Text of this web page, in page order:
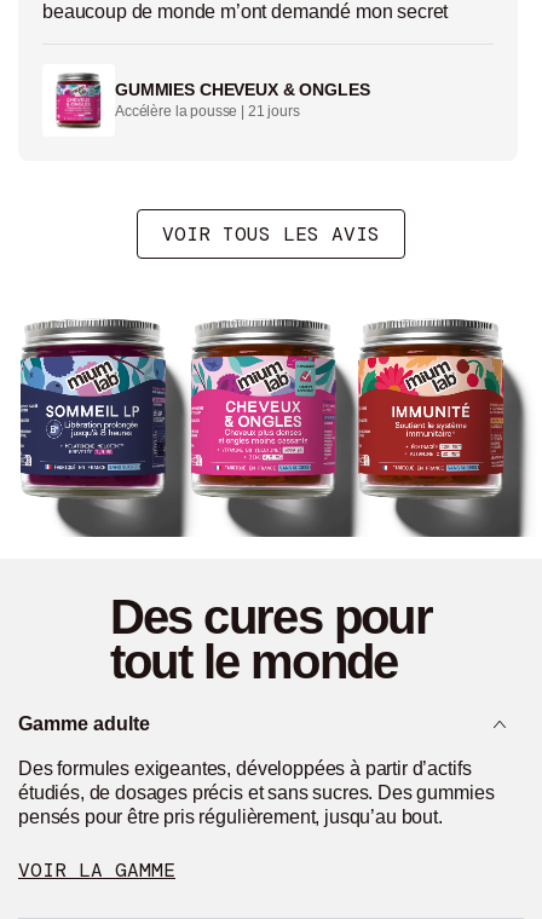
beaucoup de monde m’ont demandé mon secret
GUMMIES CHEVEUX & ONGLES
Accélère la pousse | 21 jours
VOIR TOUS LES AVIS
Des cures pour
tout le monde
Gamme adulte
Des formules exigeantes, développées à partir d’actifs
étudiés, de dosages précis et sans sucres. Des gummies
pensés pour être pris régulièrement, jusqu’au bout.
VOIR LA GAMME